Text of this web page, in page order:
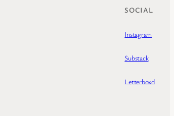
SOCIAL
Instagram
Substack
Letterboxd